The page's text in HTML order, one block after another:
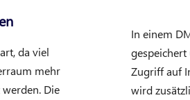
da viel
mehr
Die
In einem
gespeichert
Zugriff auf
wird